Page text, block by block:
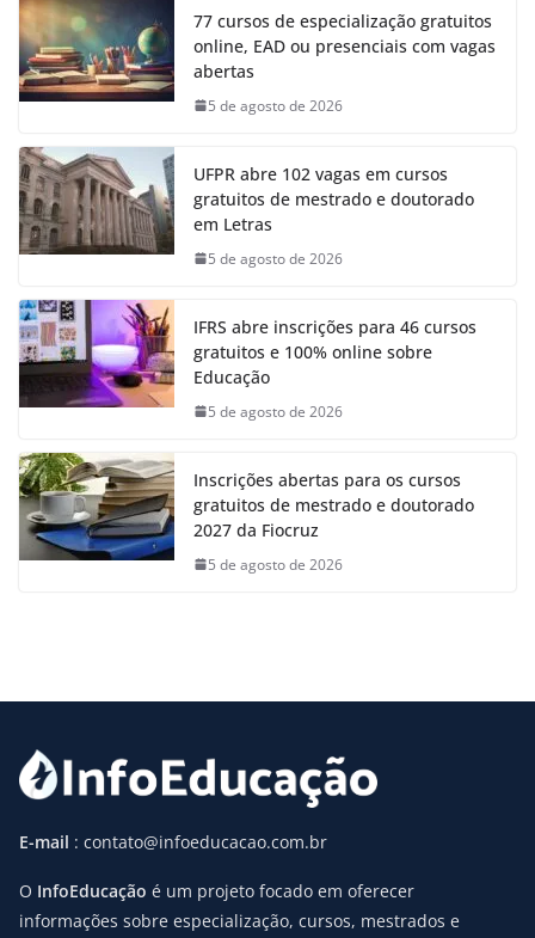
77 cursos de especialização gratuitos
online, EAD ou presenciais com vagas
abertas
5 de agosto de 2026
UFPR abre 102 vagas em cursos
gratuitos de mestrado e doutorado
em Letras
5 de agosto de 2026
IFRS abre inscrições para 46 cursos
gratuitos e 100% online sobre
Educação
5 de agosto de 2026
Inscrições abertas para os cursos
gratuitos de mestrado e doutorado
2027 da Fiocruz
5 de agosto de 2026
E-mail : contato@infoeducacao.com.br
O InfoEducação é um projeto focado em oferecer
informações sobre especialização, cursos, mestrados e